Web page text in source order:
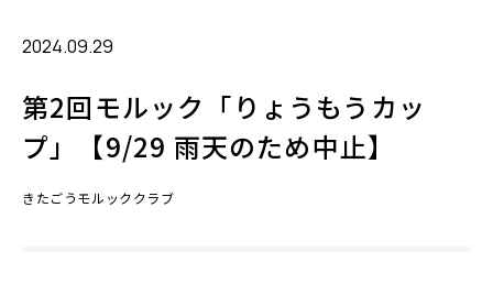
2024.09.29
第2回モルック「りょうもうカッ
プ」【9/29 雨天のため中止】
きたごうモルッククラブ